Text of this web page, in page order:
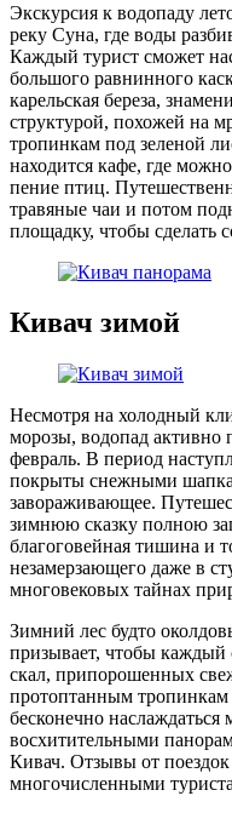
Экскурсия к водопаду
реку Суна, где воды
Каждый турист сможет
большого равнинного
карельская береза,
структурой, похожей на
тропинкам под зеленой
находится кафе, где
пение птиц.
травяные чаи и потом
площадку, чтобы сделать
Кивач зимой
Несмотря на холодный
морозы, водопад активно
февраль. В период
покрыты снежными
завораживающее.
зимнюю сказку полною
благоговейная тишина и
незамерзающего даже в
многовековых тайнах
Зимний лес будто
призывает, чтобы каждый
скал, припорошенных
протоптанным
бесконечно
восхитительными
Кивач. Отзывы от
многочисленными